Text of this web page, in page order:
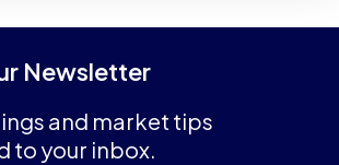
Newsletter
and market tips
to your inbox.